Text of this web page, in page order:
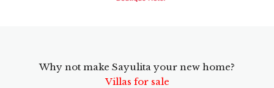
Why not make Sayulita your new home?
Villas for sale